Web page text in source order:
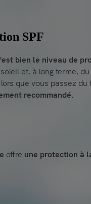
SPF
bien le niveau de
et, à long terme,
que vous passez
recommandé.
offre une protection à